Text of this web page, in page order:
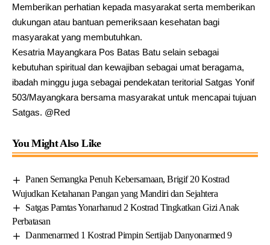
Memberikan perhatian kepada masyarakat serta memberikan
dukungan atau bantuan pemeriksaan kesehatan bagi
masyarakat yang membutuhkan.
Kesatria Mayangkara Pos Batas Batu selain sebagai
kebutuhan spiritual dan kewajiban sebagai umat beragama,
ibadah minggu juga sebagai pendekatan teritorial Satgas Yonif
503/Mayangkara bersama masyarakat untuk mencapai tujuan
Satgas. @Red
You Might Also Like
Panen Semangka Penuh Kebersamaan, Brigif 20 Kostrad
Wujudkan Ketahanan Pangan yang Mandiri dan Sejahtera
Satgas Pamtas Yonarhanud 2 Kostrad Tingkatkan Gizi Anak
Perbatasan
Danmenarmed 1 Kostrad Pimpin Sertijab Danyonarmed 9